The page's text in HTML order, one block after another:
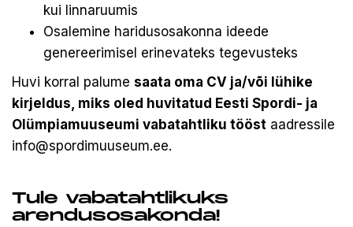
kui linnaruumis
Osalemine haridusosakonna ideede
genereerimisel erinevateks tegevusteks
Huvi korral palume saata oma CV ja/või lühike
kirjeldus, miks oled huvitatud Eesti Spordi- ja
Olümpiamuuseumi vabatahtliku tööst aadressile
info@spordimuuseum.ee.
Tule vabatahtlikuks
arendusosakonda!